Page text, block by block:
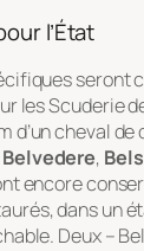
l’État
seront
lesScuderie
d’un cheval de
Belvedere,
encore
dans un
Deux –